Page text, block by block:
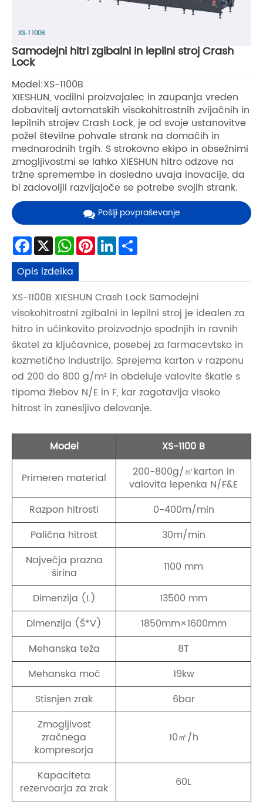
Samodejni hitri zgibalni in lepilni stroj Crash
Lock
Model:XS-1100B
XIESHUN, vodilni proizvajalec in zaupanja vreden
dobavitelj avtomatskih visokohitrostnih zvijačnih in
lepilnih strojev Crash Lock, je od svoje ustanovitve
požel številne pohvale strank na domačih in
mednarodnih trgih. S strokovno ekipo in obsežnimi
zmogljivostmi se lahko XIESHUN hitro odzove na
tržne spremembe in dosledno uvaja inovacije, da
bi zadovoljil razvijajoče se potrebe svojih strank.
Pošlji povpraševanje
Facebook
X WhatsApp
Pinterest
LinkedIn
Opis izdelka
XS-1100B XIESHUN Crash Lock Samodejni
visokohitrostni zgibalni in lepilni stroj je idealen za
hitro in učinkovito proizvodnjo spodnjih in ravnih
škatel za ključavnice, posebej za farmacevtsko in
kozmetično industrijo. Sprejema karton v razponu
od 200 do 800 g/m² in obdeluje valovite škatle s
tipoma žlebov N/E in F, kar zagotavlja visoko
hitrost in zanesljivo delovanje.
Model XS-1100 B
Primeren material
200-800g/㎡karton in
valovita lepenka N/F&E
Razpon hitrosti
0-400m/min
Palična hitrost
30m/min
Največja prazna
širina
1100 mm
Dimenzija (L)
13500 mm
Dimenzija (Š*V)
1850mm×1600mm
Mehanska teža
8T
Mehanska moč
19kw
Stisnjen zrak
6bar
Zmogljivost
zračnega
kompresorja
10㎡/h
Kapaciteta
rezervoarja za zrak
60L